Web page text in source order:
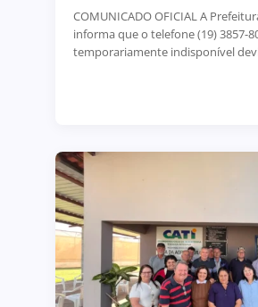
COMUNICADO OFICIAL A
informa que o telefone (19) 3857-
temporariamente indisponível